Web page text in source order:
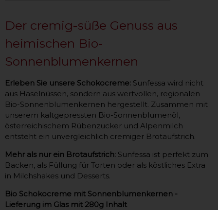
Der cremig-süße Genuss aus
heimischen Bio-
Sonnenblumenkernen
Erleben Sie unsere Schokocreme: Sunfessa wird nicht
aus Haselnüssen, sondern aus wertvollen, regionalen
Bio-Sonnenblumenkernen hergestellt. Zusammen mit
unserem kaltgepressten Bio-Sonnenblumenöl,
österreichischem Rübenzucker und Alpenmilch
entsteht ein unvergleichlich cremiger Brotaufstrich.
Mehr als nur ein Brotaufstrich: Sunfessa ist perfekt zum
Backen, als Füllung für Torten oder als köstliches Extra
in Milchshakes und Desserts.
Bio Schokocreme mit Sonnenblumenkernen -
Lieferung im Glas mit 280g Inhalt